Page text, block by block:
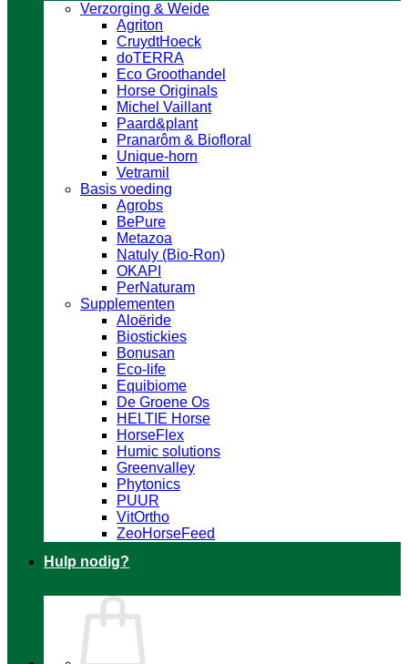
Verzorging & Weide
Agriton
CruydtHoeck
doTERRA
Eco Groothandel
Horse Originals
Michel Vaillant
Paard&plant
Pranarôm & Biofloral
Unique-horn
Vetramil
Basis voeding
Agrobs
BePure
Metazoa
Natuly (Bio-Ron)
OKAPI
PerNaturam
Supplementen
Aloëride
Biostickies
Bonusan
Eco-life
Equibiome
De Groene Os
HELTIE Horse
HorseFlex
Humic solutions
Greenvalley
Phytonics
PUUR
VitOrtho
ZeoHorseFeed
Hulp nodig?